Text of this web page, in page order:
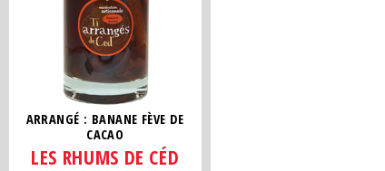
ARRANGÉ : BANANE FÈVE DE
CACAO
LES RHUMS DE CÉD